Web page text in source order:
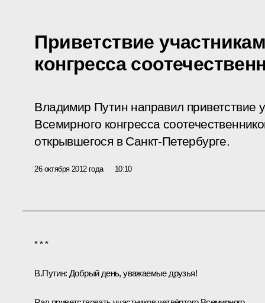
Приветствие
конгресса
Владимир Путин направил приветствие
Всемирного конгресса
открывшегося в Санкт-Петербурге.
26 октября 2012 года 10:10
* * *
В.Путин: Добрый день, уважаемые друзья!